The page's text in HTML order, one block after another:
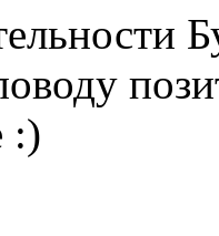
:)